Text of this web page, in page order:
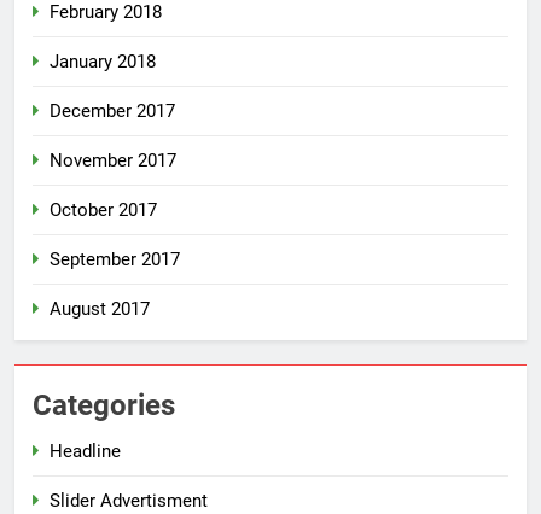
February 2018
January 2018
December 2017
November 2017
October 2017
September 2017
August 2017
Categories
Headline
Slider Advertisment